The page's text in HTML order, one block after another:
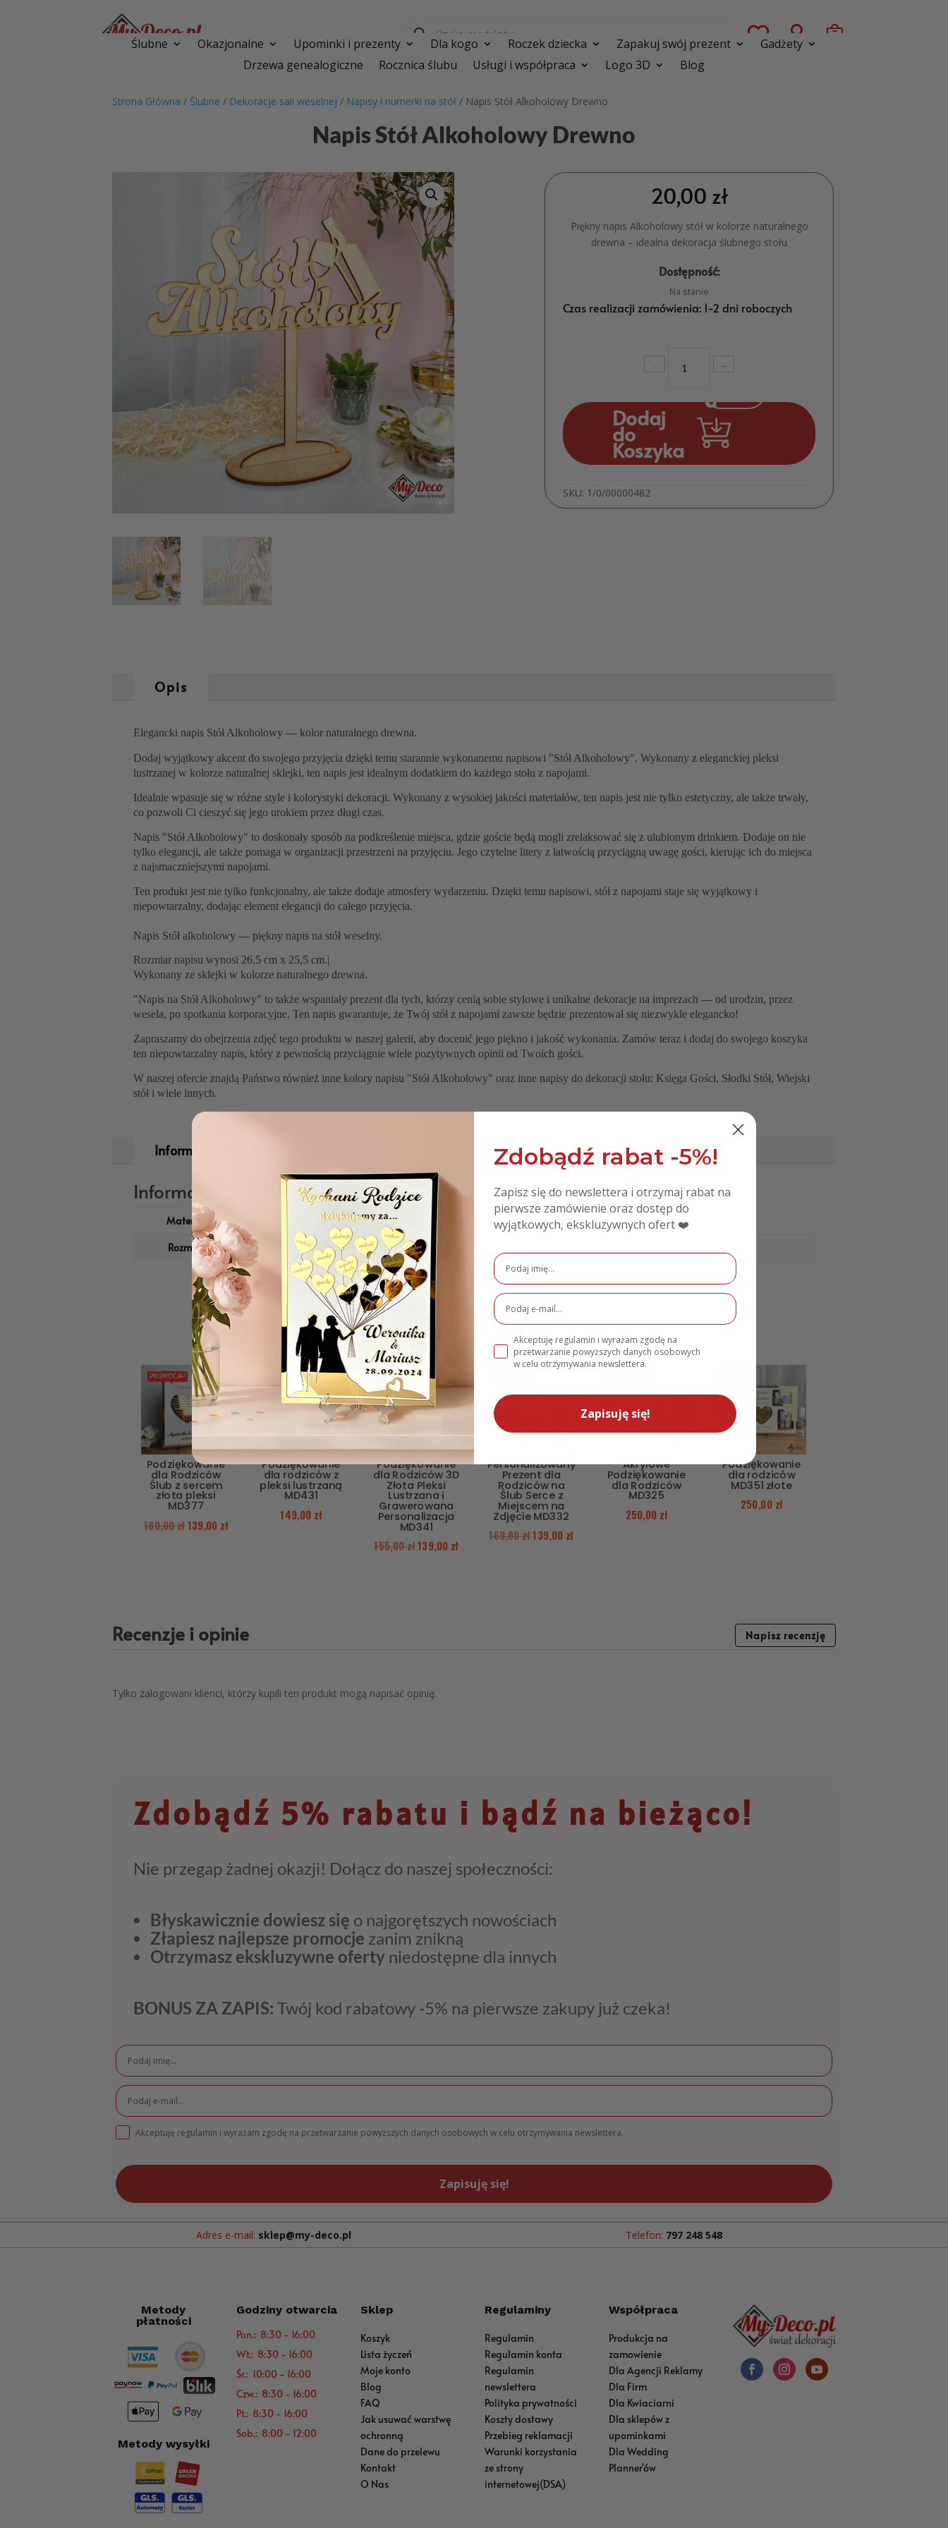
produktów   
Ślubne Okazjonalne Upominki i prezenty Dla kogo Roczek dziecka Zapakuj swój prezent
Gadżety
Drzewa genealogiczne
Rocznica ślubu Usługi i współpraca Logo 3D Blog
Strona Główna / Ślubne / Dekoracje sali weselnej / Napisy i numerki na stół / Napis Stół Alkoholowy Drewno
Napis Stół Alkoholowy Drewno
20,00 zł
Piękny napis Alkoholowy stół w kolorze naturalnego
drewna – idealna dekoracja ślubnego stołu
Dostępność:
Na stanie
Czas realizacji zamówienia: 1-2 dni roboczych
-
Napis
Alkoholowy
Drewno
+
Dodaj
do
Koszyka
SKU: 1/0/00000482
Opis
Elegancki napis Stół Alkoholowy — kolor naturalnego drewna.
Dodaj wyjątkowy akcent do swojego przyjęcia dzięki temu starannie wykonanemu napisowi "Stół Alkoholowy". Wykonany z eleganckiej pleksi
lustrzanej w kolorze naturalnej sklejki, ten napis jest idealnym dodatkiem do każdego stołu z napojami.
Idealnie wpasuje się w różne style i kolorystyki dekoracji. Wykonany z wysokiej jakości materiałów, ten napis jest nie tylko estetyczny, ale także trwały,
co pozwoli Ci cieszyć się jego urokiem przez długi czas.
Napis "Stół Alkoholowy" to doskonały sposób na podkreślenie miejsca, gdzie goście będą mogli zrelaksować się z ulubionym drinkiem. Dodaje on nie
tylko elegancji, ale także pomaga w organizacji przestrzeni na przyjęciu. Jego czytelne litery z łatwością przyciągną uwagę gości, kierując ich do miejsca
z najsmaczniejszymi napojami.
Ten produkt jest nie tylko funkcjonalny, ale także dodaje atmosfery wydarzeniu. Dzięki temu napisowi, stół z napojami staje się wyjątkowy i
niepowtarzalny, dodając element elegancji do całego przyjęcia.
Napis Stół alkoholowy — piękny napis na stół weselny.
Rozmiar napisu wynosi 26,5 cm x 25,5 cm.|
Wykonany ze sklejki w kolorze naturalnego drewna.
"Napis na Stół Alkoholowy" to także wspaniały prezent dla tych, którzy cenią sobie stylowe i unikalne dekoracje na imprezach — od urodzin, przez
wesela, po spotkania korporacyjne. Ten napis gwarantuje, że Twój stół z napojami zawsze będzie prezentował się niezwykle elegancko!
Zapraszamy do obejrzenia zdjęć tego produktu w naszej galerii, aby docenić jego piękno i jakość wykonania. Zamów teraz i dodaj do swojego koszyka
ten niepowtarzalny napis, który z pewnością przyciągnie wiele pozytywnych opinii od Twoich gości.
W naszej ofercie znajdą Państwo również inne kolory napisu "Stół Alkoholowy" oraz inne napisy do dekoracji stołu: Księga Gości, Słodki Stół, Wiejski
stół i wiele innych.
Informacje dodatkowe
Informacje dodatkowe
Materiał
Rozmiar
18,5cm x 25cm
Podobne produkty
PROMOCJA!
Podziękowanie
dla Rodziców
Ślub z sercem
złota pleksi
MD377
180,00zł139,00 zł
Podziękowanie
dla rodziców z
pleksi lustrzaną
MD431
149,00 zł
PROMOCJA!
Podziękowanie
dla Rodziców 3D
Złota Pleksi
Lustrzana i
Grawerowana
Personalizacja
MD341
155,00 zł139,00 zł
Personalizowany
Prezent dla
Rodziców na
Ślub Serce z
Miejscem na
Zdjęcie MD332
169,00zł139,00 zł
Akrylowe
Podziękowanie
dla Rodziców
MD325
250,00 zł
Podziękowanie
dla rodziców
MD351 złote
250,00 zł
Recenzje i opinie Napisz recenzję
Tylko zalogowani klienci, którzy kupili ten produkt mogą napisać opinię.
Zdobądź 5% rabatu i bądź na bieżąco!
Nie przegap żadnej okazji! Dołącz do naszej społeczności:
Błyskawicznie dowiesz się o najgorętszych nowościach
Złapiesz najlepsze promocje zanim znikną
Otrzymasz ekskluzywne oferty niedostępne dla innych
BONUS ZA ZAPIS: Twój kod rabatowy -5% na pierwsze zakupy już czeka!
Akceptuję regulamin i wyrażam zgodę na przetwarzanie powyższych danych osobowych w celu otrzymywania newslettera.
Zapisuję się!
Adres e-mail: sklep@my-deco.pl Telefon: 797 248 548
Metody
płatności
Metody wysyłki
Godziny otwarcia
Pon.: 8:30 - 16:00
Wt.: 8:30 - 16:00
Śr.: 10:00 - 16:00
Czw.: 8:30 - 16:00
Pt.: 8:30 - 16:00
Sob.: 8:00 - 12:00
Sklep
Koszyk
Lista życzeń
Moje konto
Blog
FAQ
Jak usuwać warstwę
ochronną
Dane do przelewu
Kontakt
O Nas
Regulaminy
Regulamin
Regulamin konta
Regulamin
newslettera
Polityka prywatności
Koszty dostawy
Przebieg reklamacji
Warunki korzystania
ze strony
internetowej(DSA)
Współpraca
Produkcja na
zamowienie
Dla Agencji Reklamy
Dla Firm
Dla Kwiaciarni
Dla sklepów z
upominkami
Dla Wedding
Planner'ów
Zdobądź rabat -5%!
Zapisz się do newslettera i otrzymaj rabat na
pierwsze zamówienie oraz dostęp do
wyjątkowych, ekskluzywnych ofert ❤️
Akceptuję regulamin i wyrażam zgodę na
przetwarzanie powyższych danych osobowych
w celu otrzymywania newslettera.
Zapisuję się!